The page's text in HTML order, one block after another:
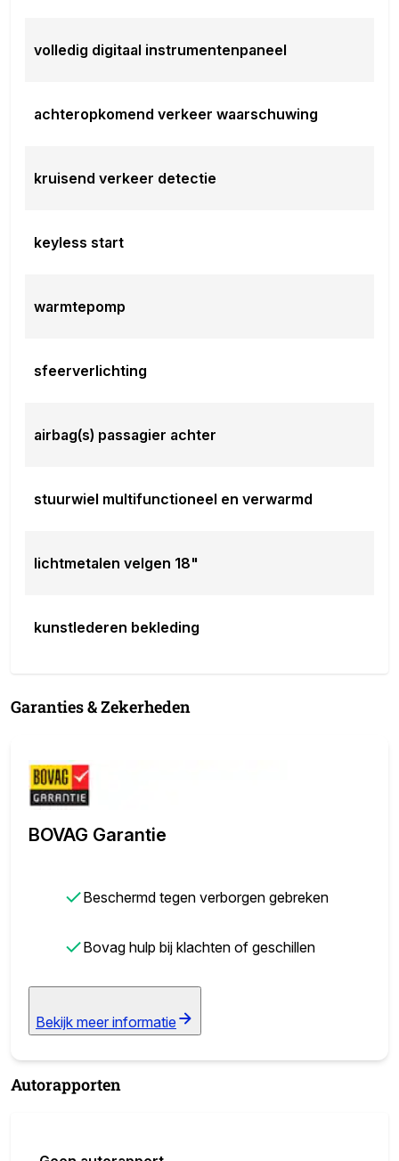
volledig digitaal instrumentenpaneel
achteropkomend verkeer waarschuwing
kruisend verkeer detectie
keyless start
warmtepomp
sfeerverlichting
airbag(s) passagier achter
stuurwiel multifunctioneel en verwarmd
lichtmetalen velgen 18"
kunstlederen bekleding
Garanties & Zekerheden
BOVAG Garantie
✓Beschermd tegen verborgen gebreken
✓Bovag hulp bij klachten of geschillen
Bekijk meer informatie
Autorapporten